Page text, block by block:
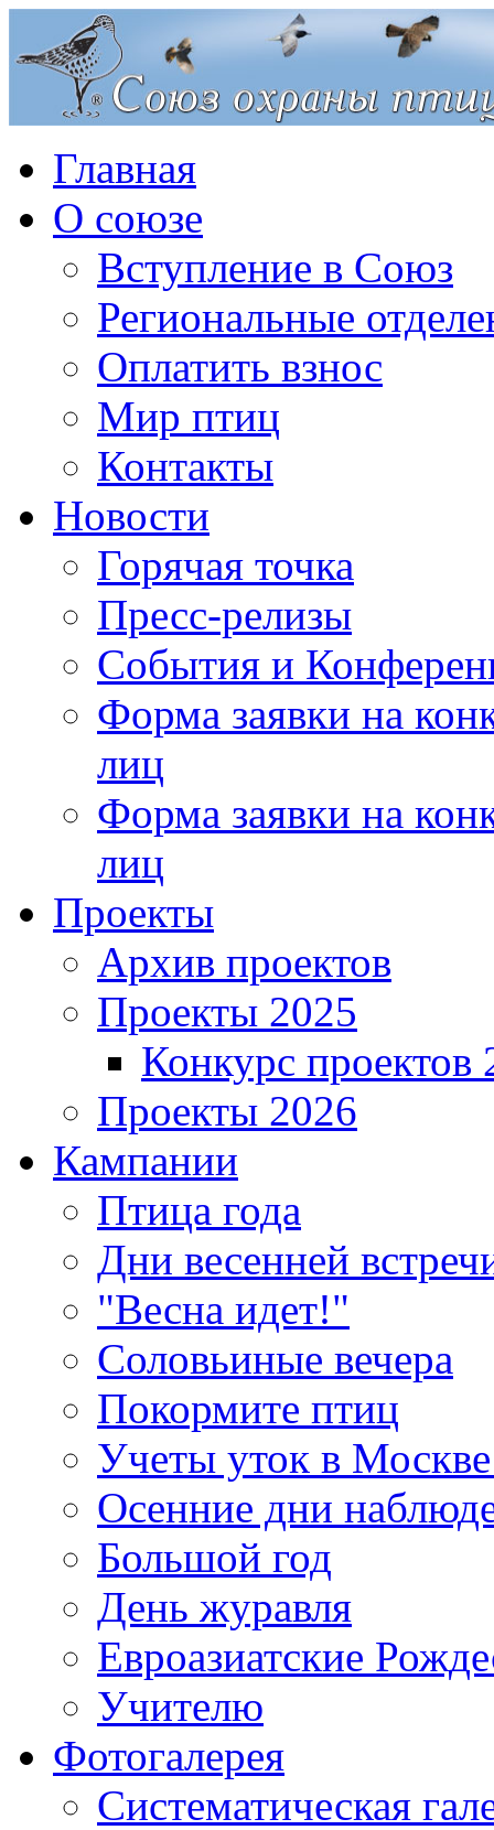
Главная
О союзе
Вступление в Союз
Региональные
Оплатить взнос
Мир птиц
Контакты
Новости
Горячая точка
Пресс-релизы
События и
Форма заявки на
лиц
Форма заявки на
лиц
Проекты
Архив проектов
Проекты 2025
Конкурс проектов
Проекты 2026
Кампании
Птица года
Дни весенней
"Весна идет!"
Соловьиные вечера
Покормите птиц
Учеты уток в
Осенние дни
Большой год
День журавля
Евроазиатские
Учителю
Фотогалерея
Систематическая